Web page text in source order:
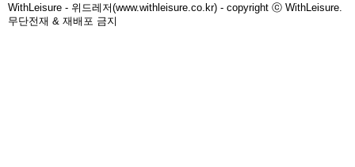
WithLeisure - 위드레저(www.withleisure.co.kr) - copyright ⓒ WithLeisure.
무단전재 & 재배포 금지